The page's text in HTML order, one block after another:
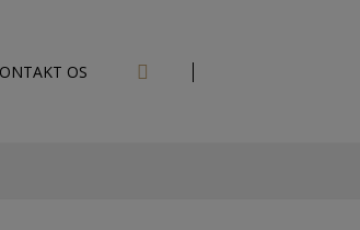
OS